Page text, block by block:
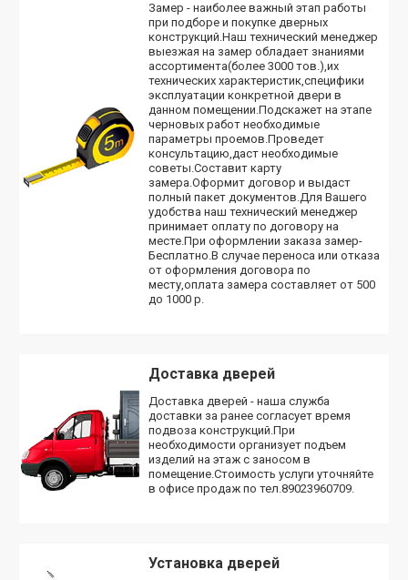
Замер - наиболее важный этап работы
при подборе и покупке дверных
конструкций.Наш технический менеджер
выезжая на замер обладает знаниями
ассортимента(более 3000 тов.),их
технических характеристик,специфики
эксплуатации конкретной двери в
данном помещении.Подскажет на этапе
черновых работ необходимые
параметры проемов.Проведет
консультацию,даст необходимые
советы.Составит карту
замера.Оформит договор и выдаст
полный пакет документов.Для Вашего
удобства наш технический менеджер
принимает оплату по договору на
месте.При оформлении заказа замер-
Бесплатно.В случае переноса или отказа
от оформления договора по
месту,оплата замера составляет от 500
до 1000 р.
Доставка дверей
Доставка дверей - наша служба
доставки за ранее согласует время
подвоза конструкций.При
необходимости организует подъем
изделий на этаж с заносом в
помещение.Стоимость услуги уточняйте
в офисе продаж по тел.89023960709.
Установка дверей